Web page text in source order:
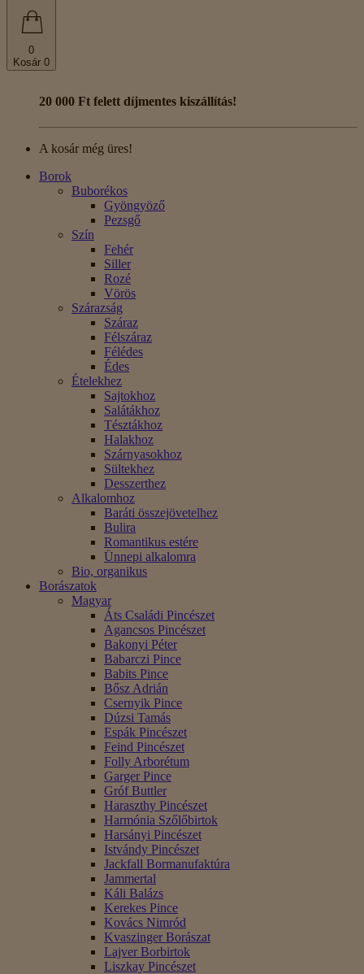
0
Kosár 0
20 000 Ft felett díjmentes kiszállítás!
A kosár még üres!
Borok
Buborékos
Gyöngyöző
Pezsgő
Szín
Fehér
Siller
Rozé
Vörös
Szárazság
Száraz
Félszáraz
Félédes
Édes
Ételekhez
Sajtokhoz
Salátákhoz
Tésztákhoz
Halakhoz
Szárnyasokhoz
Sültekhez
Desszerthez
Alkalomhoz
Baráti összejövetelhez
Bulira
Romantikus estére
Ünnepi alkalomra
Bio, organikus
Borászatok
Magyar
Áts Családi Pincészet
Agancsos Pincészet
Bakonyi Péter
Babarczi Pince
Babits Pince
Bősz Adrián
Csernyik Pince
Dúzsi Tamás
Espák Pincészet
Feind Pincészet
Folly Arborétum
Garger Pince
Gróf Buttler
Haraszthy Pincészet
Harmónia Szőlőbirtok
Harsányi Pincészet
Istvándy Pincészet
Jackfall Bormanufaktúra
Jammertal
Káli Balázs
Kerekes Pince
Kovács Nimród
Kvaszinger Borászat
Lajver Borbirtok
Liszkay Pincészet